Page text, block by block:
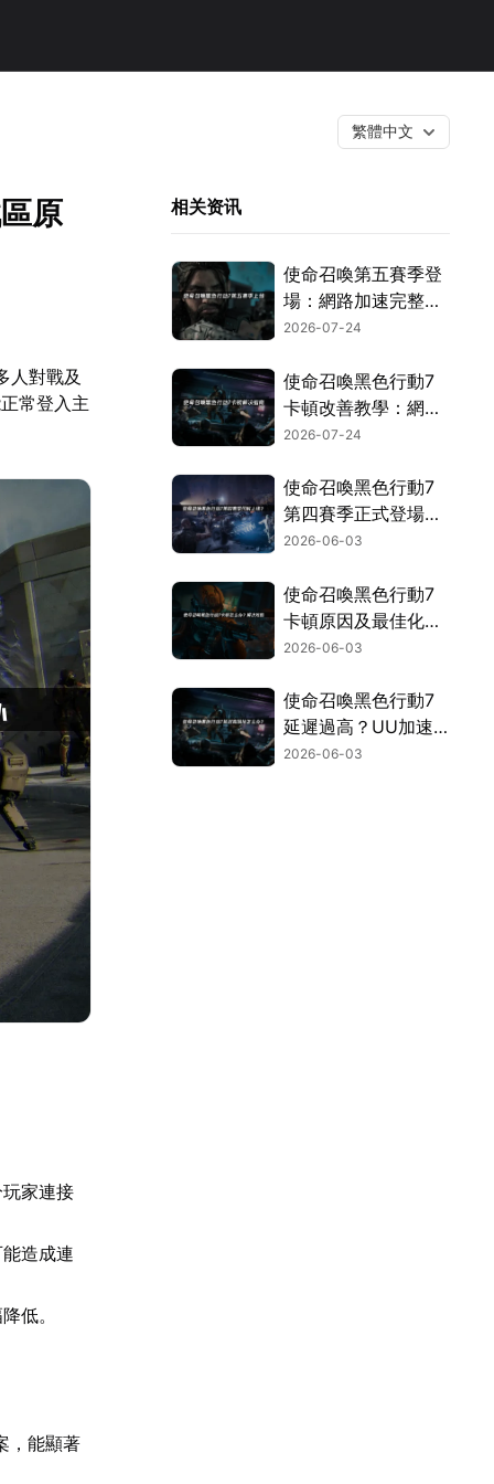
繁體中文
原
人對戰及
常登入主
家連接
造成連
低。
，能顯著
相关资讯
使命召喚第五賽季登
場：網路加速完整攻
略！
2026-07-24
使命召喚黑色行動7
卡頓改善教學：網路
優化完全攻略！
2026-07-24
使命召喚黑色行動7
第四賽季正式登場，
透過UU加速器，讓
2026-06-03
使命召喚黑色行動7
卡頓原因及最佳化技
巧完整解析！
2026-06-03
使命召喚黑色行動7
延遲過高？UU加速
器幫你搞定延遲與斷
2026-06-03